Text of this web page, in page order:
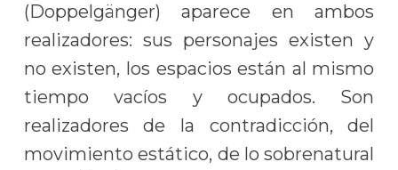
(Doppelgänger) aparece en ambos
realizadores: sus personajes existen y
no existen, los espacios están al mismo
tiempo vacíos y ocupados. Son
realizadores de la contradicción, del
movimiento estático, de lo sobrenatural